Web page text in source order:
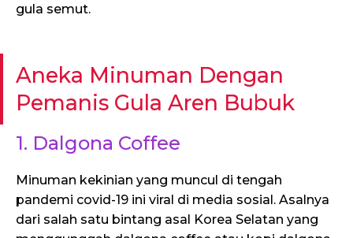
gula semut.
Aneka Minuman Dengan
Pemanis Gula Aren Bubuk
1. Dalgona Coffee
Minuman kekinian yang muncul di tengah
pandemi covid-19 ini viral di media sosial. Asalnya
dari salah satu bintang asal Korea Selatan yang